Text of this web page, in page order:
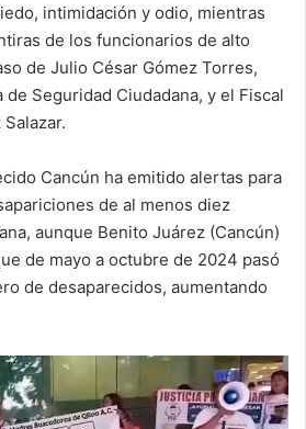
intimidación y odio, mientras
de los funcionarios de alto
de Julio César Gómez Torres,
Seguridad Ciudadana, y el Fiscal
Cancún ha emitido alertas para
de al menos diez
aunque Benito Juárez (Cancún)
de mayo a octubre de 2024 pasó
de desaparecidos, aumentando